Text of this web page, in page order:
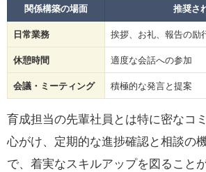
関係構築の場面 推奨さ
日常業務 挨拶、お礼、報告の励
休憩時間 適度な会話への参加
会議・ミーティング 積極的な発言と提案
育成担当の先輩社員とは特に密なコ
心がけ、定期的な進捗確認と相談の
で、着実なスキルアップを図ること